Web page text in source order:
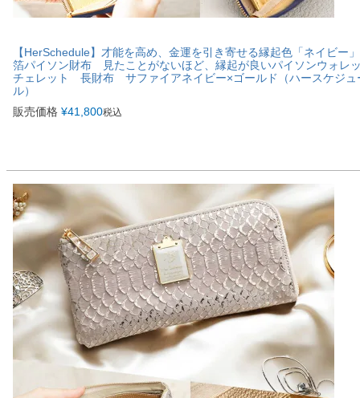
【HerSchedule】才能を高め、金運を引き寄せる縁起色「ネイビー
箔パイソン財布 見たことがないほど、縁起が良いパイソンウォ
チェレット 長財布 サファイアネイビー×ゴールド（ハースケジュ
ル）
販売価格 ¥41,800税込